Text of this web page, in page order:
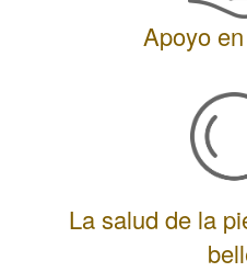
Apoyo
La salud de la